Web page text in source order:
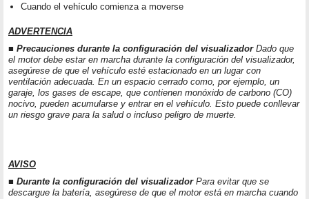
Cuando el vehículo comienza a moverse
ADVERTENCIA
■ Precauciones durante la configuración del visualizadorDado que
el motor debe estar en marcha durante la configuración del visualizador,
asegúrese de que el vehículo esté estacionado en un lugar con
ventilación adecuada. En un espacio cerrado como, por ejemplo, un
garaje, los gases de escape, que contienen monóxido de carbono (CO)
nocivo, pueden acumularse y entrar en el vehículo. Esto puede conllevar
un riesgo grave para la salud o incluso peligro de muerte.
AVISO
■ Durante la configuración del visualizadorPara evitar que se
descargue la batería, asegúrese de que el motor está en marcha cuando